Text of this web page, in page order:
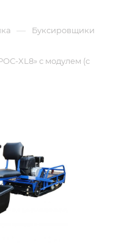
— Буксировщики
XL8» с модулем (с